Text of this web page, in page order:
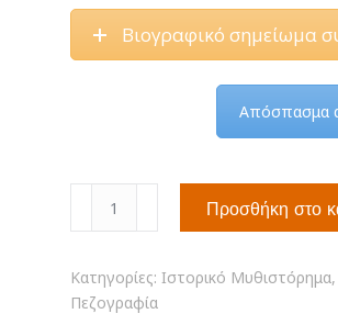
Βιογραφικό σημείωμα
Απόσπασμα
ποσότητα
Προσθήκη στο
Κατηγορίες: Ιστορικό Μυθιστόρημα,
Πεζογραφία